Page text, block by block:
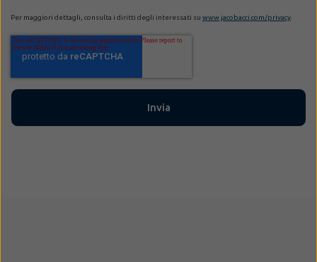
Per maggiori dettagli, consulta i diritti degli interessati su www.jacobacci.com/privacy